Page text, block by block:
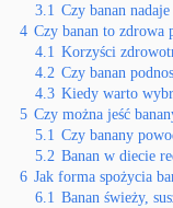
3.1 Czy banan
4 Czy banan to zdrowa
4.1 Korzyści
4.2 Czy banan
4.3 Kiedy warto
5 Czy można jeść
5.1 Czy banany
5.2 Banan w diecie
6 Jak forma spożycia
6.1 Banan świeży,